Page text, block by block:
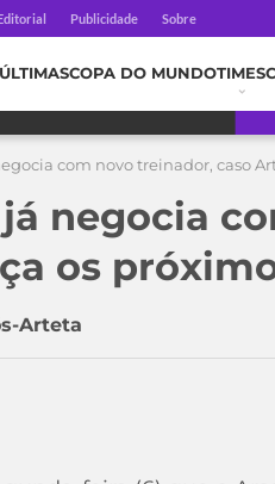
Publicidade Sobre
ÚLTIMASCOPA DO MUNDOTIMES
com novo treinador, caso
negocia
os
Arteta